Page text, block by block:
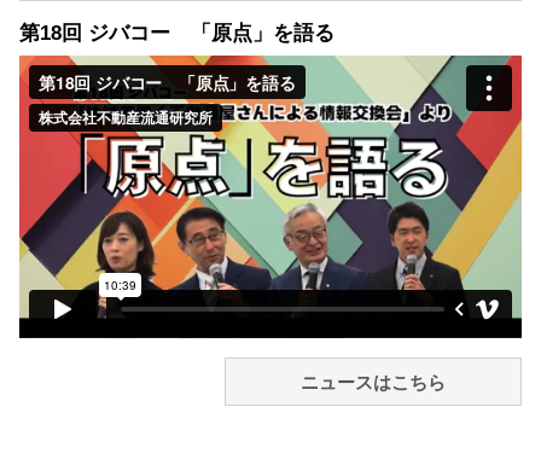
第18回 ジバコー 「原点」を語る
ニュースはこちら